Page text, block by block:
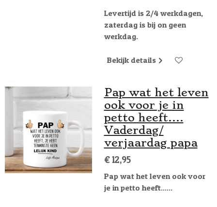
Levertijd is 2/4 werkdagen,
zaterdag is bij on geen
werkdag.
Bekijk details
Pap wat het leven
ook voor je in
petto heeft....
Vaderdag/
verjaardag papa
€ 12,95
Pap wat het leven ook voor
je in petto heeft......